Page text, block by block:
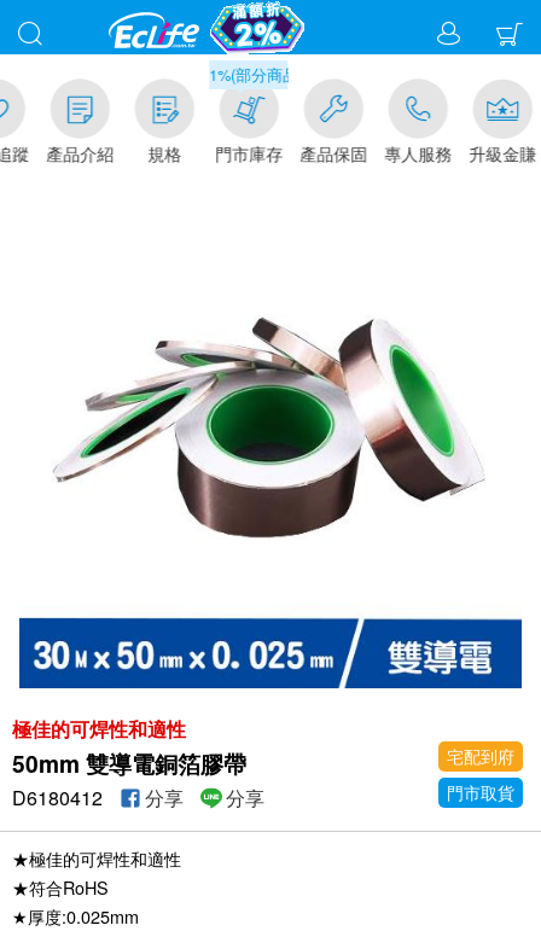
蹤 產品介紹 規格
滿千元門市取貨現折1%(部分商品不適用)-請點我看
門市庫存 產品保固 專人服務 升級金賺
極佳的可焊性和適性
50mm 雙導電銅箔膠帶
宅配到府
門市取貨
D6180412 分享 分享
★極佳的可焊性和適性
★符合RoHS
★厚度:0.025mm